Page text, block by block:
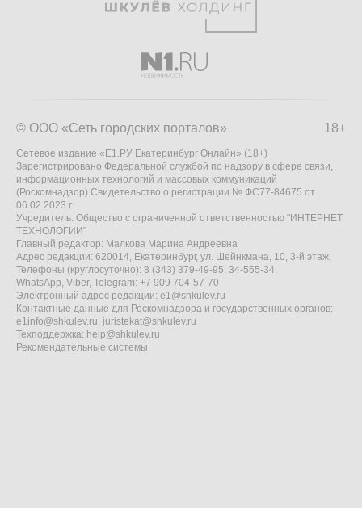
18+
© ООО «Сеть городских порталов»
Сетевое издание «Е1.РУ Екатеринбург Онлайн» (18+)
Зарегистрировано Федеральной службой по надзору в сфере связи,
информационных технологий и массовых коммуникаций
(Роскомнадзор) Свидетельство о регистрации № ФС77-84675 от
06.02.2023 г.
Учредитель: Общество с ограниченной ответственностью "ИНТЕРНЕТ
ТЕХНОЛОГИИ"
Главный редактор: Малкова Марина Андреевна
Адрес редакции: 620014, Екатеринбург, ул. Шейнкмана, 10, 3-й этаж,
Телефоны (круглосуточно): 8 (343) 379-49-95, 34-555-34,
WhatsApp, Viber, Telegram: +7 909 704-57-70
Электронный адрес редакции: e1@shkulev.ru
Контактные данные для Роскомнадзора и государственных органов:
e1info@shkulev.ru, juristekat@shkulev.ru
Техподдержка: help@shkulev.ru
Рекомендательные системы